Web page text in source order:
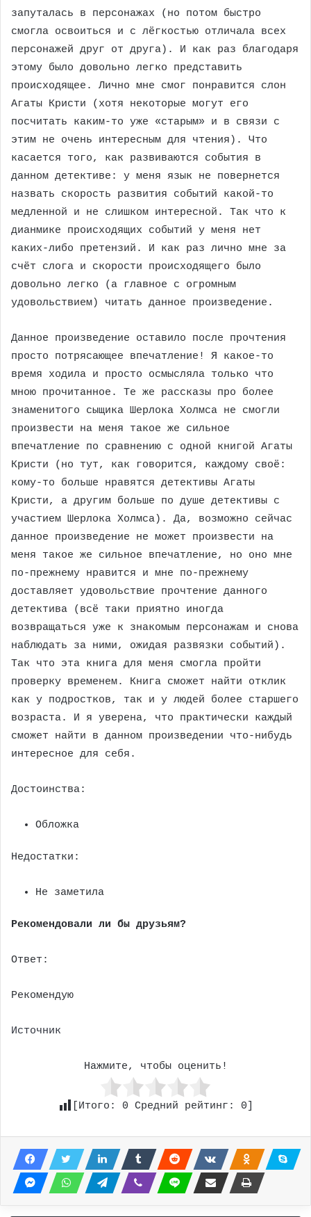
запуталась в персонажах (но потом быстро
смогла освоиться и с лёгкостью отличала всех
персонажей друг от друга). И как раз благодаря
этому было довольно легко представить
происходящее. Лично мне смог понравится слон
Агаты Кристи (хотя некоторые могут его
посчитать каким-то уже «старым» и в связи с
этим не очень интересным для чтения). Что
касается того, как развиваются события в
данном детективе: у меня язык не повернется
назвать скорость развития событий какой-то
медленной и не слишком интересной. Так что к
дианмике происходящих событий у меня нет
каких-либо претензий. И как раз лично мне за
счёт слога и скорости происходящего было
довольно легко (а главное с огромным
удовольствием) читать данное произведение.
Данное произведение оставило после прочтения
просто потрясающее впечатление! Я какое-то
время ходила и просто осмысляла только что
мною прочитанное. Те же рассказы про более
знаменитого сыщика Шерлока Холмса не смогли
произвести на меня такое же сильное
впечатление по сравнению с одной книгой Агаты
Кристи (но тут, как говорится, каждому своё:
кому-то больше нравятся детективы Агаты
Кристи, а другим больше по душе детективы с
участием Шерлока Холмса). Да, возможно сейчас
данное произведение не может произвести на
меня такое же сильное впечатление, но оно мне
по-прежнему нравится и мне по-прежнему
доставляет удовольствие прочтение данного
детектива (всё таки приятно иногда
возвращаться уже к знакомым персонажам и снова
наблюдать за ними, ожидая развязки событий).
Так что эта книга для меня смогла пройти
проверку временем. Книга сможет найти отклик
как у подростков, так и у людей более старшего
возраста. И я уверена, что практически каждый
сможет найти в данном произведении что-нибудь
интересное для себя.
Достоинства:
Обложка
Недостатки:
Не заметила
Рекомендовали ли бы друзьям?
Ответ:
Рекомендую
Источник
Нажмите, чтобы оценить!
[Итого: 0 Средний рейтинг: 0